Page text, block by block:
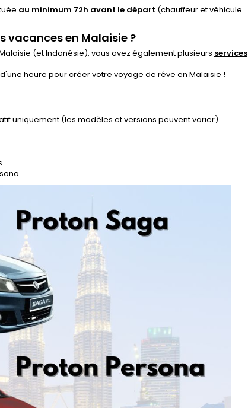
au minimum 72h avant le départ (chauffeur et véhicule
vacances en Malaisie ?
(et Indonésie), vous avez également plusieurs services
heure pour créer votre voyage de rêve en Malaisie !
uniquement (les modèles et versions peuvent varier).